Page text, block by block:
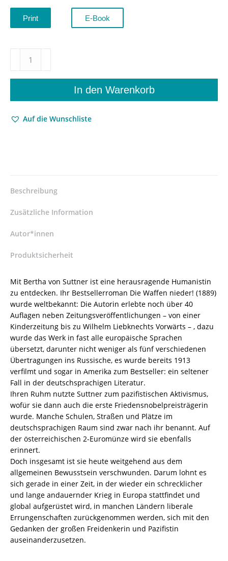
Print E-Book
1914)
Freidenkerin
Lughofer
ISBN
/
3-
8748-
6
/
978-
3-
8260-
8748-
6
Menge
In den Warenkorb
Auf die Wunschliste
Beschreibung
Zusätzliche Information
Autor*innen
Produktsicherheit
Mit Bertha von Suttner ist eine herausragende Humanistin
zu entdecken. Ihr Bestsellerroman Die Waffen nieder! (1889)
wurde weltbekannt: Die Autorin erlebte noch über 40
Auflagen neben Zeitungsveröffentlichungen – von einer
Kinderzeitung bis zu Wilhelm Liebknechts Vorwärts – , dazu
wurde das Werk in fast alle europäische Sprachen
übersetzt, darunter nicht weniger als fünf verschiedenen
Übertragungen ins Russische, es wurde bereits 1913
verfilmt und sogar in Amerika zum Bestseller: ein seltener
Fall in der deutschsprachigen Literatur.
Ihren Ruhm nutzte Suttner zum pazifistischen Aktivismus,
wofür sie dann auch die erste Friedensnobelpreisträgerin
wurde. Manche Schulen, Straßen und Plätze im
deutschsprachigen Raum sind zwar nach ihr benannt. Auf
der österreichischen 2-Euromünze wird sie ebenfalls
erinnert.
Doch insgesamt ist sie heute weitgehend aus dem
allgemeinen Bewusstsein verschwunden. Darum lohnt es
sich gerade in einer Zeit, in der wieder ein schrecklicher
und lange andauernder Krieg in Europa stattfindet und
global aufgerüstet wird, in manchen Ländern liberale
Errungenschaften zurückgenommen werden, sich mit den
Gedanken der großen Freidenkerin und Pazifistin
auseinanderzusetzen.